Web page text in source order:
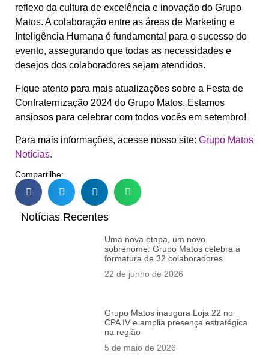
reflexo da cultura de excelência e inovação do Grupo
Matos. A colaboração entre as áreas de Marketing e
Inteligência Humana é fundamental para o sucesso do
evento, assegurando que todas as necessidades e
desejos dos colaboradores sejam atendidos.
Fique atento para mais atualizações sobre a Festa de
Confraternização 2024 do Grupo Matos. Estamos
ansiosos para celebrar com todos vocês em setembro!
Para mais informações, acesse nosso site: Grupo Matos
Notícias.
Compartilhe:
Notícias Recentes
Uma nova etapa, um novo
sobrenome: Grupo Matos celebra a
formatura de 32 colaboradores
22 de junho de 2026
Grupo Matos inaugura Loja 22 no
CPA IV e amplia presença estratégica
na região
5 de maio de 2026